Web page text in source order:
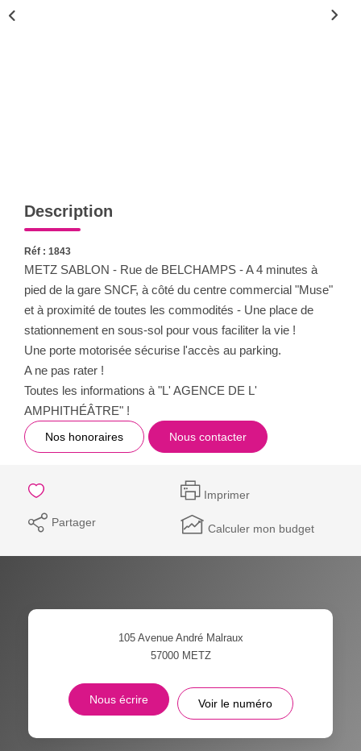
Description
Réf : 1843
METZ SABLON - Rue de BELCHAMPS - A 4 minutes à
pied de la gare SNCF, à côté du centre commercial "Muse"
et à proximité de toutes les commodités - Une place de
stationnement en sous-sol pour vous faciliter la vie !
Une porte motorisée sécurise l'accès au parking.
A ne pas rater !
Toutes les informations à "L' AGENCE DE L'
AMPHITHÉÂTRE" !
Nos honoraires Nous contacter
Imprimer
Partager Calculer mon budget
105 Avenue André Malraux
57000 METZ
Nous écrire Voir le numéro